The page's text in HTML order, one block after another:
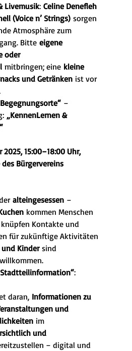
Livemusik: Celine Denefleh
(Voice n’ Strings) sorgen
Atmosphäre zum
Bitte eigene
oder
mitbringen; eine kleine
und Getränken ist vor
–
„KennenLernen &
2025, 15:00–18:00 Uhr,
Bürgervereins
alteingesessen –
kommen Menschen
knüpfen Kontakte und
für zukünftige Aktivitäten
Kinder sind
:
daran, Informationen zu
und
im
und
– digital und